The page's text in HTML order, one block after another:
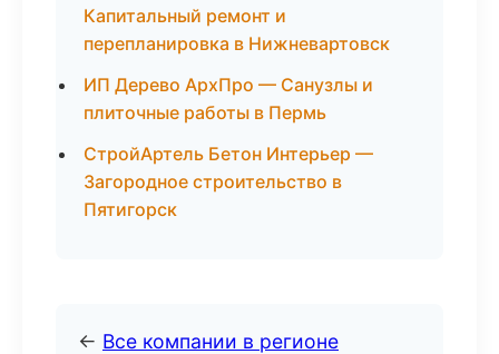
Капитальный ремонт и
перепланировка в Нижневартовск
ИП Дерево АрхПро — Санузлы и
плиточные работы в Пермь
СтройАртель Бетон Интерьер —
Загородное строительство в
Пятигорск
← Все компании в регионе